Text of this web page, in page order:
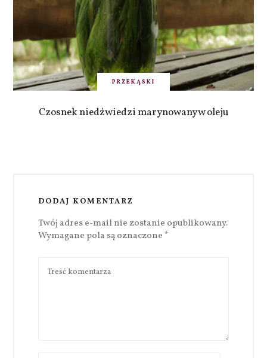
PRZEKĄSKI
Czosnek niedźwiedzi marynowany w oleju
DODAJ KOMENTARZ
Twój adres e-mail nie zostanie opublikowany.
Wymagane pola są oznaczone *